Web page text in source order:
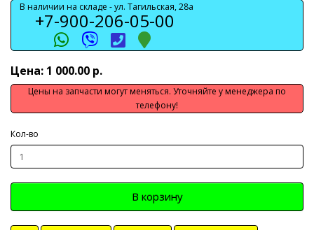
В наличии на складе -ул. Тагильская, 28а
+7-900-206-05-00
Цена: 1 000.00 р.
Цены на запчасти могут меняться. Уточняйте у менеджера по
телефону!
Кол-во
В корзину